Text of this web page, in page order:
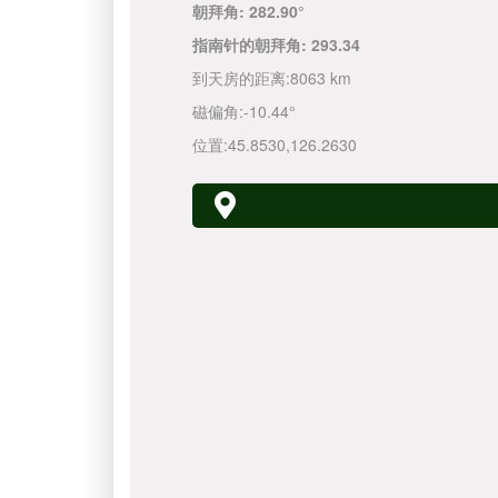
朝拜角: 282.90°
指南针的朝拜角: 293.34
到天房的距离:8063 km
磁偏角:-10.44°
位置:45.8530,126.2630